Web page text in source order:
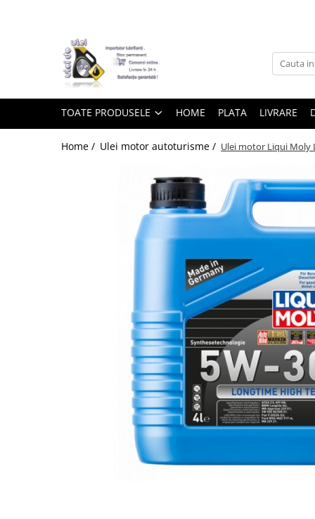
Toate Produsele
► Detailing si cosmetica
Accesorii spalare si uscare
TOATE PRODUSELE HOME PLATA LIVRARE
Home / Ulei motor autoturisme / Ulei motor Liqui Moly